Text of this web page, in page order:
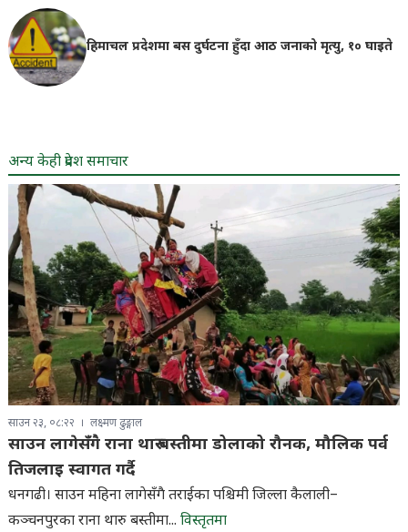
हिमाचल प्रदेशमा बस दुर्घटना हुँदा आठ जनाको मृत्यु, १० घाइते
अन्य केही प्रदेश समाचार
साउन २३, ०८:२२ लक्ष्मण ढुङ्गाल
साउन लागेसँगै राना थारु बस्तीमा डोलाको रौनक, मौलिक पर्व
तिजलाइ स्वागत गर्दै
धनगढी। साउन महिना लागेसँगै तराईका पश्चिमी जिल्ला कैलाली–
कञ्चनपुरका राना थारु बस्तीमा... विस्तृतमा